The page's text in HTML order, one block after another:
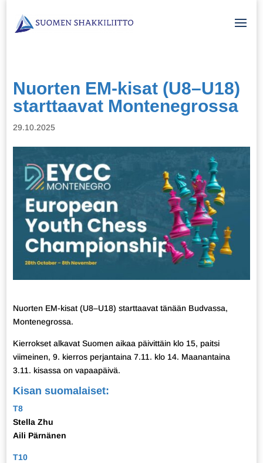
Nuorten EM-kisat (U8–U18)
starttaavat Montenegrossa
29.10.2025
Nuorten EM-kisat (U8–U18) starttaavat tänään Budvassa,
Montenegrossa.
Kierrokset alkavat Suomen aikaa päivittäin klo 15, paitsi
viimeinen, 9. kierros perjantaina 7.11. klo 14. Maanantaina
3.11. kisassa on vapaapäivä.
Kisan suomalaiset:
T8
Stella Zhu
Aili Pärnänen
T10